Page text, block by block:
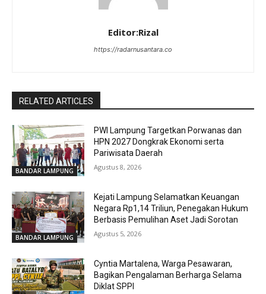
Editor:Rizal
https://radarnusantara.co
RELATED ARTICLES
BANDAR LAMPUNG
PWI Lampung Targetkan Porwanas dan
HPN 2027 Dongkrak Ekonomi serta
Pariwisata Daerah
Agustus 8, 2026
BANDAR LAMPUNG
Kejati Lampung Selamatkan Keuangan
Negara Rp1,14 Triliun, Penegakan Hukum
Berbasis Pemulihan Aset Jadi Sorotan
Agustus 5, 2026
Cyntia Martalena, Warga Pesawaran,
Bagikan Pengalaman Berharga Selama
Diklat SPPI